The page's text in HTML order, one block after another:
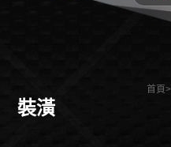
首頁
裝潢